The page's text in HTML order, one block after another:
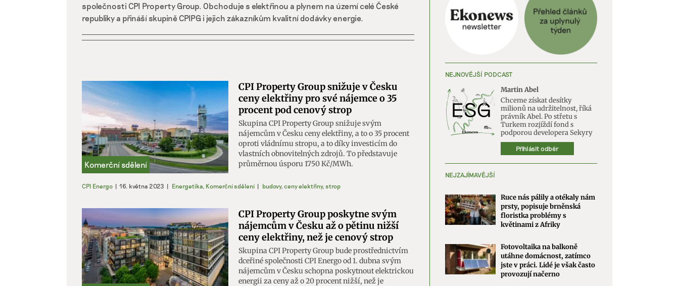
společnosti CPI Property Group. Obchoduje s elektřinou a plynem na území celé České
republiky a přináší skupině CPIPG i jejich zákazníkům kvalitní dodávky energie.
CPI Property Group snižuje v Česku
ceny elektřiny pro své nájemce o 35
procent pod cenový strop
Skupina CPI Property Group snižuje svým
nájemcům v Česku ceny elektřiny, a to o 35 procent
oproti vládnímu stropu, a to díky investicím do
vlastních obnovitelných zdrojů. To představuje
průměrnou úsporu 1750 Kč/MWh.
CPI Energo | 16. května 2023 | Energetika, Komerční sdělení | budovy, ceny elektřiny, strop
CPI Property Group poskytne svým
nájemcům v Česku až o pětinu nižší
ceny elektřiny, než je cenový strop
Skupina CPI Property Group bude prostřednictvím
dceřiné společnosti CPI Energo od 1. dubna svým
nájemcům v Česku schopna poskytnout elektrickou
energii za ceny až o 20 procent nižší, než je
NEJNOVĚJŠÍ PODCAST
Martin Abel
Chceme získat desítky
milionů na udržitelnost, říká
právník Abel. Po střetu s
Turkem rozjíždí fond s
podporou developera Sekyry
Přihlásit odběr
NEJZAJÍMAVĚJŠÍ
Ruce nás pálily a otékaly nám
prsty, popisuje brněnská
floristka problémy s
květinami z Afriky
Fotovoltaika na balkoně
utáhne domácnost, zatímco
jste v práci. Lidé je však často
provozují načerno